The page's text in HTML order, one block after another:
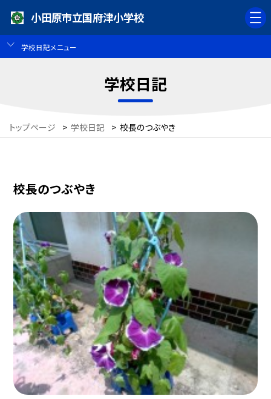
小田原市立国府津小学校
学校日記メニュー
学校日記
トップページ > 学校日記 > 校長のつぶやき
校長のつぶやき